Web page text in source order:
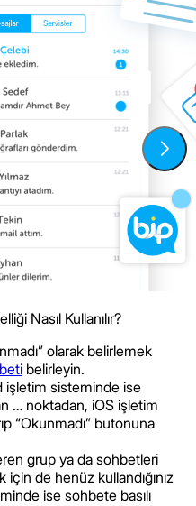
Nasıl Kullanılır?
olarak belirlemek
belirleyin.
işletim sisteminde ise
… noktadan, iOS işletim
“Okunmadı” butonuna
grup ya da sohbetleri
de henüz kullandığınız
ise sohbete basılı